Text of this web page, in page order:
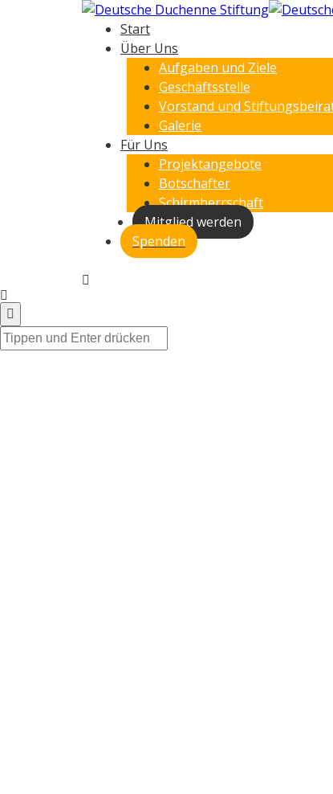
Start
Über Uns
Aufgaben und Ziele
Geschäftsstelle
Vorstand und
Galerie
Für Uns
Projektangebote
Botschafter
Schirmherrschaft
Mitglied werden
Spenden